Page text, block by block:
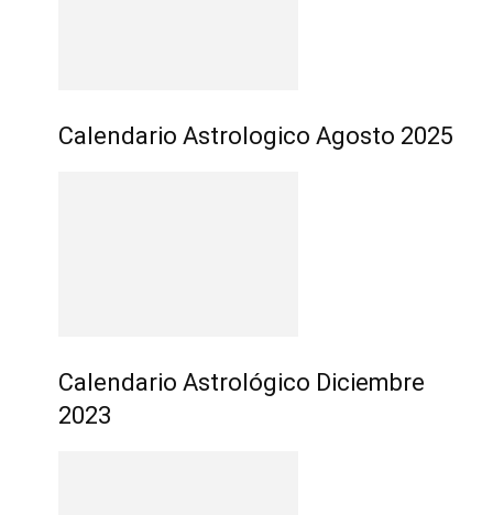
Calendario Astrologico Agosto 2025
Calendario Astrológico Diciembre
2023